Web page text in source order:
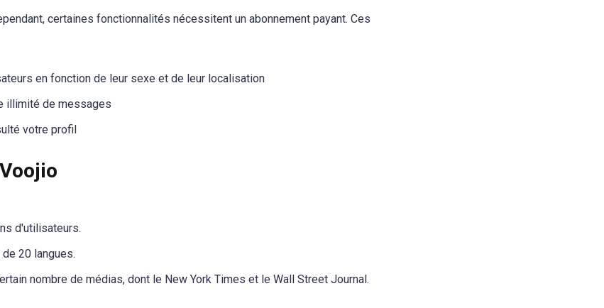
certaines fonctionnalités nécessitent un abonnement payant. Ces
en fonction de leur sexe et de leur localisation
illimité de messages
votre profil
d'utilisateurs.
20 langues.
nombre de médias, dont le New York Times et le Wall Street Journal.